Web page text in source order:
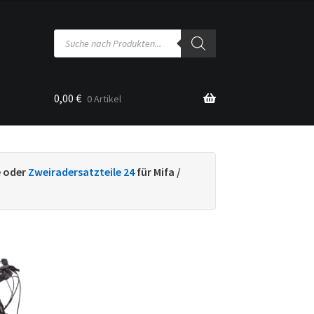
Products
search
0,00 € 0 Artikel
oderZweiradersatzteile 24für Mifa /